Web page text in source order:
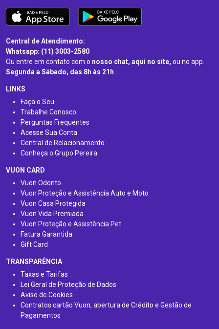
Central de Atendimento:
Whatsapp: (11) 3003-2580
Ou entre em contato com o nosso chat, aqui no site, ou no app.
Segunda a Sábado, das 8h às 21h.
LINKS
Faça o Seu
Trabalhe Conosco
Perguntas Frequentes
Acesse Sua Conta
Central de Relacionamento
Conheça o Grupo Pereira
VUON CARD
Vuon Odonto
Vuon Proteção e Assistência Auto e Moto
Vuon Casa Protegida
Vuon Vida Premiada
Vuon Proteção e Assistência Pet
Fatura Garantida
Gift Card
TRANSPARÊNCIA
Taxas e Tarifas
Lei Geral de Proteção de Dados
Aviso de Cookies
Contratos cartão Vuon, abertura de Crédito e Gestão de
Pagamentos